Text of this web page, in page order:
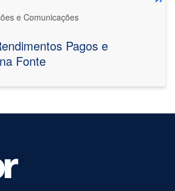
e Comunicações
Pagos e
Fonte